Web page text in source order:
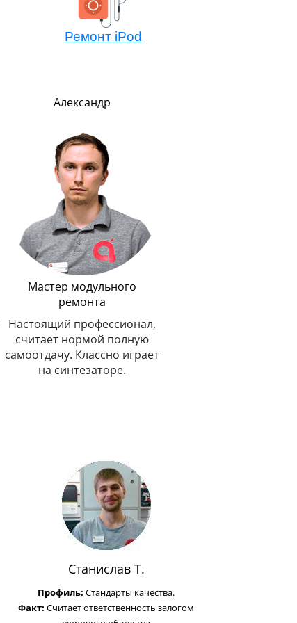
Ремонт iPod
Александр
Мастер модульного
ремонта
Настоящий профессионал,
считает нормой полную
самоотдачу. Классно играет
на синтезаторе.
Станислав Т.
Профиль: Стандарты качества.
Факт: Считает ответственность залогом